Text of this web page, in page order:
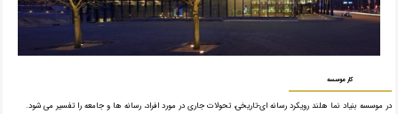
کار موسسه
در موسسه بنیاد نما هلند رویکرد رسانه ای-تاریخی، تحولات جاری در مورد افراد، رسانه ها و جامعه را تفسیر می شود.